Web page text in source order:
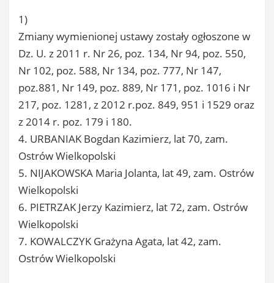
1)
Zmiany wymienionej ustawy zostały ogłoszone w
Dz. U. z 2011 r. Nr 26, poz. 134, Nr 94, poz. 550,
Nr 102, poz. 588, Nr 134, poz. 777, Nr 147,
poz.881, Nr 149, poz. 889, Nr 171, poz. 1016 i Nr
217, poz. 1281, z 2012 r.poz. 849, 951 i 1529 oraz
z 2014 r. poz. 179 i 180.
4. URBANIAK Bogdan Kazimierz, lat 70, zam.
Ostrów Wielkopolski
5. NIJAKOWSKA Maria Jolanta, lat 49, zam. Ostrów
Wielkopolski
6. PIETRZAK Jerzy Kazimierz, lat 72, zam. Ostrów
Wielkopolski
7. KOWALCZYK Grażyna Agata, lat 42, zam.
Ostrów Wielkopolski